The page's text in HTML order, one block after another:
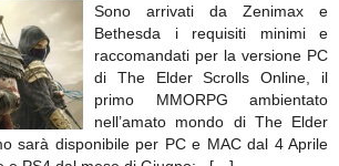
Sono arrivati da Zenimax e
Bethesda i requisiti minimi e
raccomandati per la versione PC
di The Elder Scrolls Online, il
primo MMORPG ambientato
nell’amato mondo di The Elder
sarà disponibile per PC e MAC dal 4 Aprile